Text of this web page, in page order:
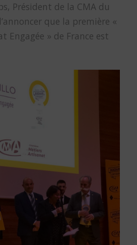
Président de la CMA du
que la première «
Engagée » de France est